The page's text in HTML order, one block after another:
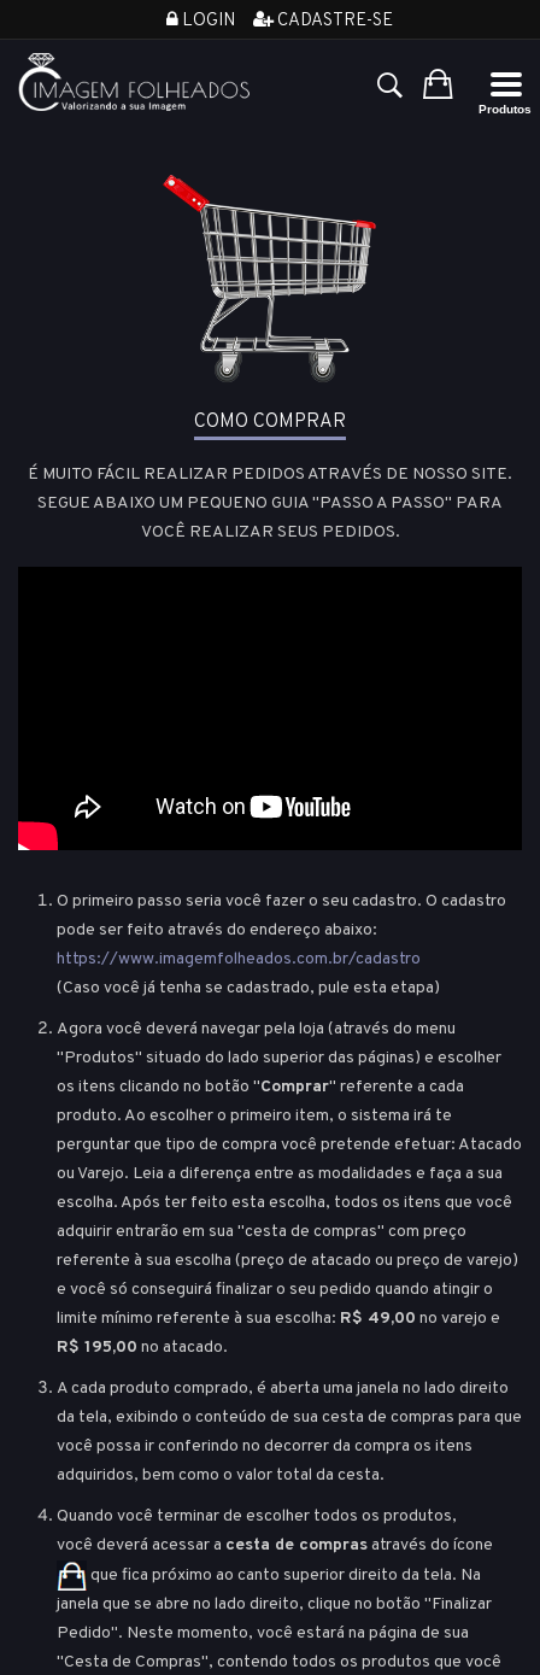
LOGIN CADASTRE-SE
COMO COMPRAR
É MUITO FÁCIL REALIZAR PEDIDOS ATRAVÉS DE NOSSO SITE.
SEGUE ABAIXO UM PEQUENO GUIA "PASSO A PASSO" PARA
VOCÊ REALIZAR SEUS PEDIDOS.
O primeiro passo seria você fazer o seu cadastro. O cadastro
pode ser feito através do endereço abaixo:
https://www.imagemfolheados.com.br/cadastro
(Caso você já tenha se cadastrado, pule esta etapa)
Agora você deverá navegar pela loja (através do menu
"Produtos" situado do lado superior das páginas) e escolher
os itens clicando no botão "Comprar" referente a cada
produto. Ao escolher o primeiro item, o sistema irá te
perguntar que tipo de compra você pretende efetuar: Atacado
ou Varejo. Leia a diferença entre as modalidades e faça a sua
escolha. Após ter feito esta escolha, todos os itens que você
adquirir entrarão em sua "cesta de compras" com preço
referente à sua escolha (preço de atacado ou preço de varejo)
e você só conseguirá finalizar o seu pedido quando atingir o
limite mínimo referente à sua escolha: R$ 49,00 no varejo e
R$ 195,00 no atacado.
A cada produto comprado, é aberta uma janela no lado direito
da tela, exibindo o conteúdo de sua cesta de compras para que
você possa ir conferindo no decorrer da compra os itens
adquiridos, bem como o valor total da cesta.
Quando você terminar de escolher todos os produtos,
você deverá acessar a cesta de comprasatravés do ícone
que fica próximo ao canto superior direito da tela. Na
janela que se abre no lado direito, clique no botão "Finalizar
Pedido". Neste momento, você estará na página de sua
"Cesta de Compras", contendo todos os produtos que você